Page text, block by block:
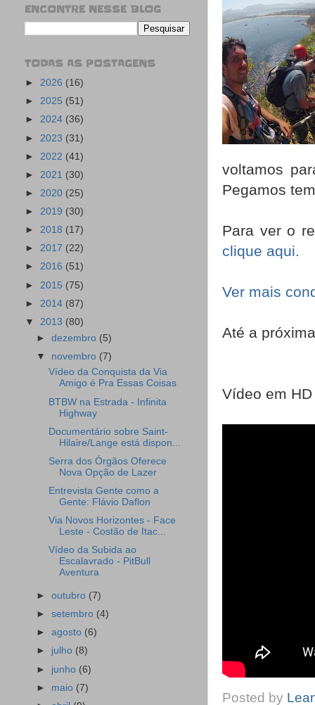
voltamos
Pegamos
Para ver o
clique aqui.
Ver mais
Até a
Vídeo em HD
Posted by
ENCONTRE NESSE BLOG
TODAS AS POSTAGENS
► 2026 (16)
► 2025 (51)
► 2024 (36)
► 2023 (31)
► 2022 (41)
► 2021 (30)
► 2020 (25)
► 2019 (30)
► 2018 (17)
► 2017 (22)
► 2016 (51)
► 2015 (75)
► 2014 (87)
▼ 2013 (80)
►dezembro (5)
▼ novembro (7)
Vídeo da Conquista da Via
Amigo é Pra Essas Coisas
BTBW na Estrada - Infinita
Highway
Documentário sobre Saint-
Hilaire/Lange está dispon...
Serra dos Órgãos Oferece
Nova Opção de Lazer
Entrevista Gente como a
Gente: Flávio Daflon
Via Novos Horizontes - Face
Leste - Costão de Itac...
Vídeo da Subida ao
Escalavrado - PitBull
Aventura
►outubro (7)
►setembro (4)
►agosto (6)
► julho (8)
► junho (6)
► maio (7)